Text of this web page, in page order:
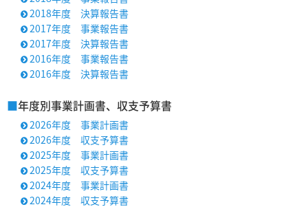
2018年度 決算報告書
2017年度 事業報告書
2017年度 決算報告書
2016年度 事業報告書
2016年度 決算報告書
■年度別事業計画書、収支予算書
2026年度 事業計画書
2026年度 収支予算書
2025年度 事業計画書
2025年度 収支予算書
2024年度 事業計画書
2024年度 収支予算書